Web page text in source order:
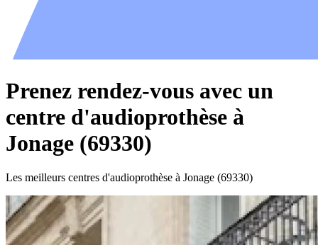
Prenez rendez-vous avec un
centre d'audioprothèse à
Jonage (69330)
Les meilleurs centres d'audioprothèse à Jonage (69330)